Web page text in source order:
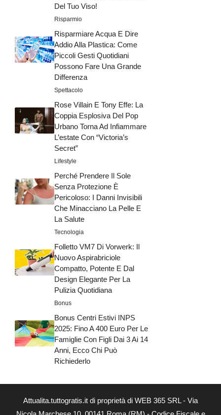
Del Tuo Viso!
Risparmio
Risparmiare Acqua E Dire
Addio Alla Plastica: Come
Piccoli Gesti Quotidiani
Possono Fare Una Grande
Differenza
Spettacolo
Rose Villain E Tony Effe: La
Coppia Esplosiva Del Pop
Urbano Torna Ad Infiammare
L’estate Con “Victoria’s
Secret”
Lifestyle
Perché Prendere Il Sole
Senza Protezione È
Pericoloso: I Danni Invisibili
Che Minacciano La Pelle E
La Salute
Tecnologia
Folletto VM7 Di Vorwerk: Il
Nuovo Aspirabriciole
Compatto, Potente E Dal
Design Elegante Per La
Pulizia Quotidiana
Bonus
Bonus Centri Estivi INPS
2025: Fino A 400 Euro Per Le
Famiglie Con Figli Dai 3 Ai 14
Anni, Ecco Chi Può
Richiederlo
Attualita.tuttogratis.it di proprietà di WEB 365 SRL - Via